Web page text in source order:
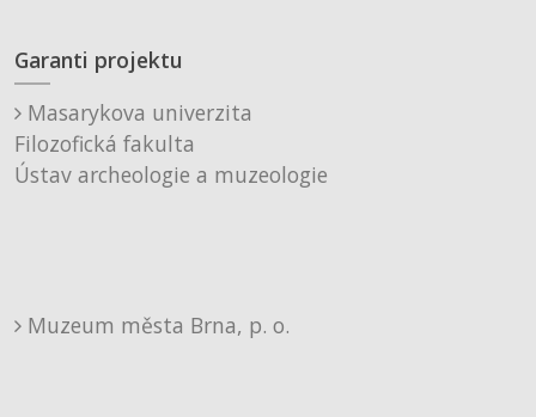
Garanti projektu
Masarykova univerzita
Filozofická fakulta
Ústav archeologie a muzeologie
Muzeum města Brna, p. o.